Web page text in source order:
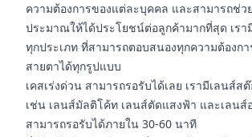
ความต้องการของแต่ละบุคคล และสามารถช่ว
ประมาณให้ได้ประโยชน์ต่อลูกค้ามากที่สุด เร
ทุกประเภท ที่สามารถตอบสนองทุกความต้องก
สายตาได้ทุกรูปแบบ
เคสเร่งด่วน สามารถรอรับได้เลย เรามีเลนส์
เช่น เลนส์มัลติโค้ท เลนส์ตัดแสงฟ้า และเลนส์
สามารถรอรับได้ภายใน 30-60 นาที